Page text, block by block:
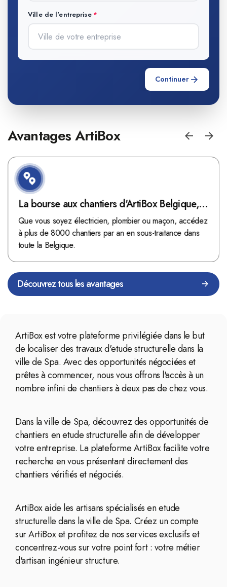
Ville de l'entreprise
Continuer
Avantages ArtiBox
La bourse aux chantiers d'ArtiBox Belgique,
véritable mine d'or !
Que vous soyez électricien, plombier ou maçon, accédez
à plus de 8000 chantiers par an en sous-traitance dans
toute la Belgique.
Découvrez tous les avantages
ArtiBox est votre plateforme privilégiée dans le but
de localiser des travaux d'etude structurelle dans la
ville de Spa. Avec des opportunités négociées et
prêtes à commencer, nous vous offrons l'accès à un
nombre infini de chantiers à deux pas de chez vous.
Dans la ville de Spa, découvrez des opportunités de
chantiers en etude structurelle afin de développer
votre entreprise. La plateforme ArtiBox facilite votre
recherche en vous présentant directement des
chantiers vérifiés et négociés.
ArtiBox aide les artisans spécialisés en etude
structurelle dans la ville de Spa. Créez un compte
sur ArtiBox et profitez de nos services exclusifs et
concentrez-vous sur votre point fort : votre métier
d'artisan ingénieur structure.